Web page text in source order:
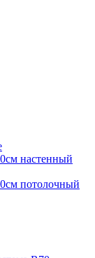
настенный
потолочный